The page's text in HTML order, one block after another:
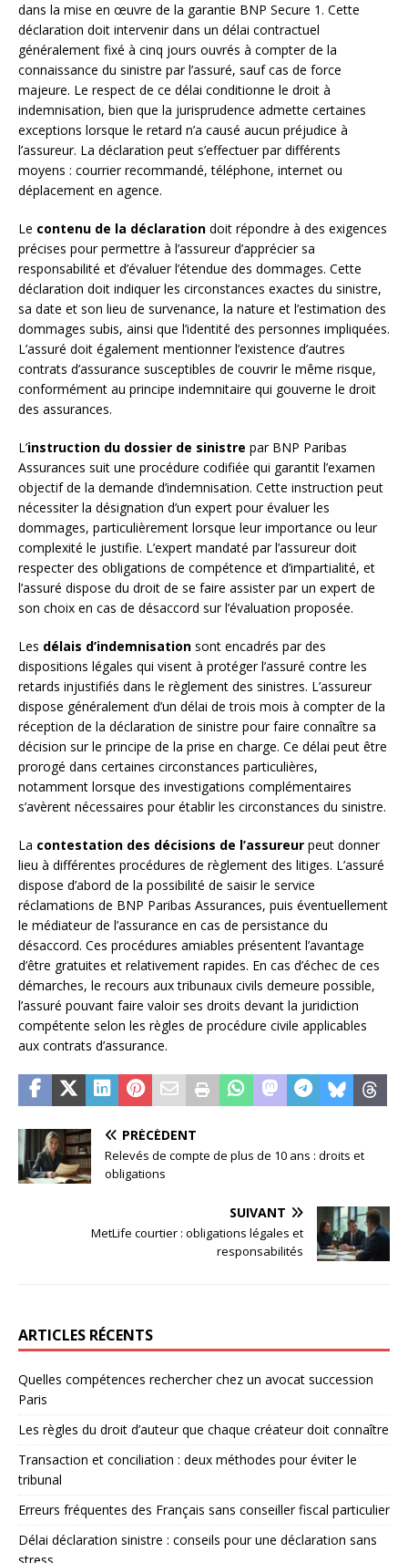
dans la mise en œuvre de la garantie BNP Secure 1. Cette
déclaration doit intervenir dans un délai contractuel
généralement fixé à cinq jours ouvrés à compter de la
connaissance du sinistre par l’assuré, sauf cas de force
majeure. Le respect de ce délai conditionne le droit à
indemnisation, bien que la jurisprudence admette certaines
exceptions lorsque le retard n’a causé aucun préjudice à
l’assureur. La déclaration peut s’effectuer par différents
moyens : courrier recommandé, téléphone, internet ou
déplacement en agence.
Le contenu de la déclaration doit répondre à des exigences
précises pour permettre à l’assureur d’apprécier sa
responsabilité et d’évaluer l’étendue des dommages. Cette
déclaration doit indiquer les circonstances exactes du sinistre,
sa date et son lieu de survenance, la nature et l’estimation des
dommages subis, ainsi que l’identité des personnes impliquées.
L’assuré doit également mentionner l’existence d’autres
contrats d’assurance susceptibles de couvrir le même risque,
conformément au principe indemnitaire qui gouverne le droit
des assurances.
L’instruction du dossier de sinistre par BNP Paribas
Assurances suit une procédure codifiée qui garantit l’examen
objectif de la demande d’indemnisation. Cette instruction peut
nécessiter la désignation d’un expert pour évaluer les
dommages, particulièrement lorsque leur importance ou leur
complexité le justifie. L’expert mandaté par l’assureur doit
respecter des obligations de compétence et d’impartialité, et
l’assuré dispose du droit de se faire assister par un expert de
son choix en cas de désaccord sur l’évaluation proposée.
Les délais d’indemnisation sont encadrés par des
dispositions légales qui visent à protéger l’assuré contre les
retards injustifiés dans le règlement des sinistres. L’assureur
dispose généralement d’un délai de trois mois à compter de la
réception de la déclaration de sinistre pour faire connaître sa
décision sur le principe de la prise en charge. Ce délai peut être
prorogé dans certaines circonstances particulières,
notamment lorsque des investigations complémentaires
s’avèrent nécessaires pour établir les circonstances du sinistre.
La contestation des décisions de l’assureur peut donner
lieu à différentes procédures de règlement des litiges. L’assuré
dispose d’abord de la possibilité de saisir le service
réclamations de BNP Paribas Assurances, puis éventuellement
le médiateur de l’assurance en cas de persistance du
désaccord. Ces procédures amiables présentent l’avantage
d’être gratuites et relativement rapides. En cas d’échec de ces
démarches, le recours aux tribunaux civils demeure possible,
l’assuré pouvant faire valoir ses droits devant la juridiction
compétente selon les règles de procédure civile applicables
aux contrats d’assurance.
PRÉCÉDENT
Relevés de compte de plus de 10 ans : droits et
obligations
SUIVANT
MetLife courtier : obligations légales et
responsabilités
ARTICLES RÉCENTS
Quelles compétences rechercher chez un avocat succession
Paris
Les règles du droit d’auteur que chaque créateur doit connaître
Transaction et conciliation : deux méthodes pour éviter le
tribunal
Erreurs fréquentes des Français sans conseiller fiscal particulier
Délai déclaration sinistre : conseils pour une déclaration sans